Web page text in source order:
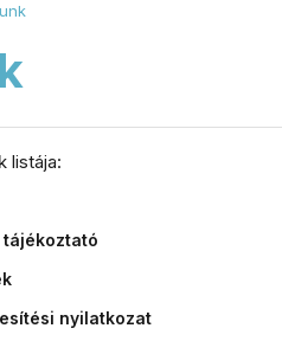
listája:
nyilatkozat